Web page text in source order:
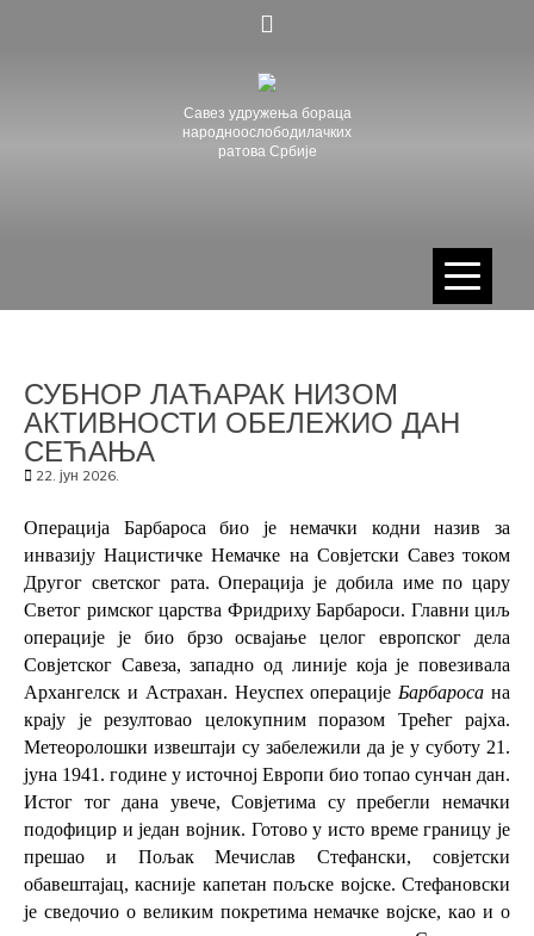
Савез удружења бораца
народноослободилачких
ратова Србије
СУБНОР ЛАЋАРАК НИЗОМ
АКТИВНОСТИ ОБЕЛЕЖИО ДАН
СЕЋАЊА
22. јун 2026.
Операција Барбароса био је немачки кодни назив за
инвазијуНацистичке Немачке на Совјетски Савезтоком
Другог светског рата. Операција је добила име по цару
Светог римског царства Фридриху Барбароси. Главни циљ
операције је био брзо освајање целог европског дела
Совјетског Савеза, западно од линије која је повезивала
Архангелск и Астрахан. Неуспех операције Барбароса на
крају је резултовао целокупним поразом Трећег рајха.
Метеоролошки извештаји су забележили да је у суботу 21.
јуна 1941. године у источној Европи био топао сунчан дан.
Истог тог дана увече, Совјетима су пребегли немачки
подофицир и један војник. Готово у исто време границу је
прешао и ПољакМечислав Стефански, совјетски
обавештајац, касније капетан пољске војске. Стефановски
је сведочио о великим покретима немачке војске, као и о